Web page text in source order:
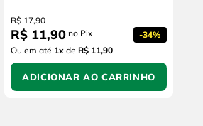
R$ 17,90
R$ 11,90 no Pix -34%
Ou em até 1x de R$ 11,90
ADICIONAR AO CARRINHO